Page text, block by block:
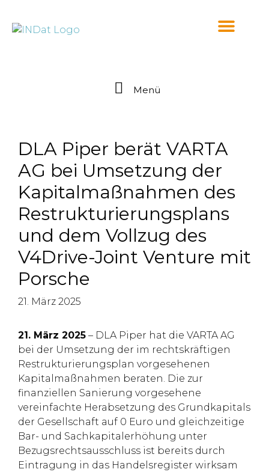
Menü
DLA Piper berät VARTA
AG bei Umsetzung der
Kapitalmaßnahmen des
Restrukturierungsplans
und dem Vollzug des
V4Drive-Joint Venture mit
Porsche
21. März 2025
21. März 2025 – DLA Piper hat die VARTA AG
bei der Umsetzung der im rechtskräftigen
Restrukturierungsplan vorgesehenen
Kapitalmaßnahmen beraten. Die zur
finanziellen Sanierung vorgesehene
vereinfachte Herabsetzung des Grundkapitals
der Gesellschaft auf 0 Euro und gleichzeitige
Bar- und Sachkapitalerhöhung unter
Bezugsrechtsausschluss ist bereits durch
Eintragung in das Handelsregister wirksam